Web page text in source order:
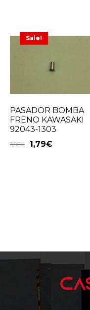
Sale!
PASADOR BOMBA
FRENO KAWASAKI
92043-1303
3,58€ 1,79€